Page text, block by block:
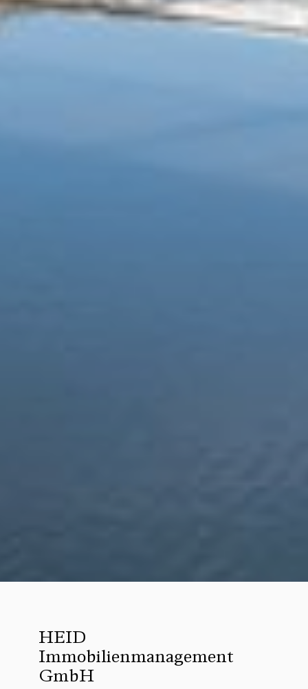
HEID
Immobilienmanagement
GmbH